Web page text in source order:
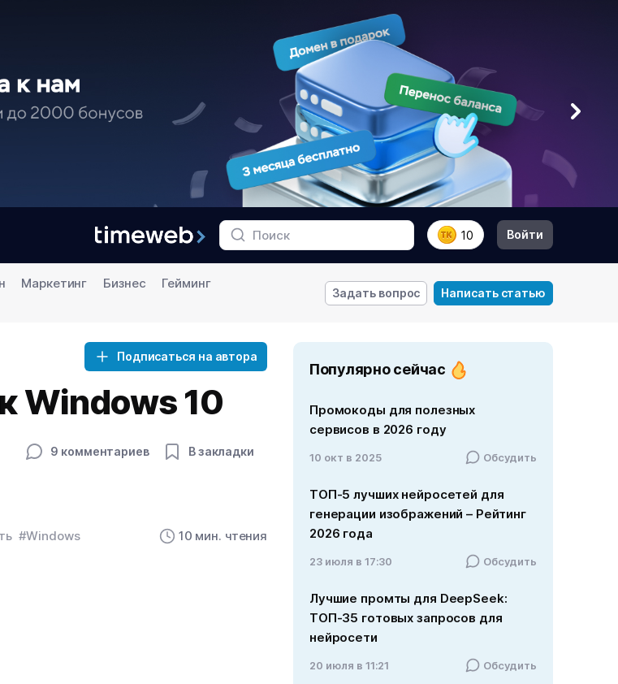
10 Войти
Маркетинг Бизнес
Гейминг
Задать вопрос Написать статью
Подписаться на автора
Windows 10
9 комментариев В закладки
#Windows 10 мин. чтения
Популярно сейчас
Промокоды для полезных
сервисов в 2026 году
10 окт в 2025 Обсудить
ТОП-5 лучших нейросетей для
генерации изображений – Рейтинг
2026 года
23 июля в 17:30 Обсудить
Лучшие промты для DeepSeek:
ТОП-35 готовых запросов для
нейросети
20 июля в 11:21 Обсудить